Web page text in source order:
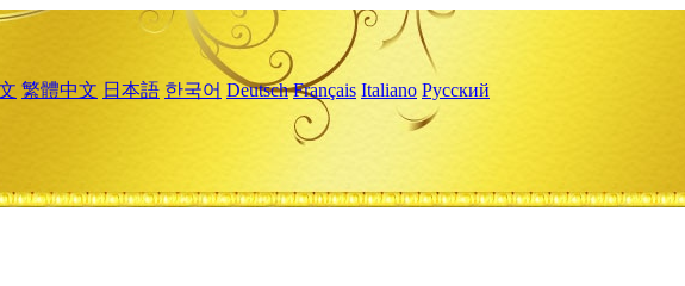
繁體中文 日本語 한국어 Deutsch Français Italiano Русский